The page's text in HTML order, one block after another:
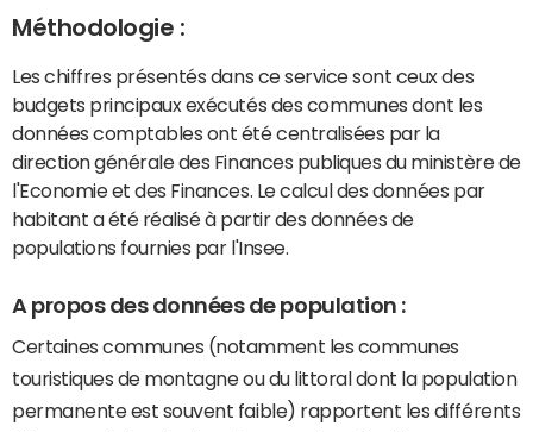
Méthodologie :
Les chiffres présentés dans ce service sont ceux des
budgets principaux exécutés des communes dont les
données comptables ont été centralisées par la
direction générale des Finances publiques du ministère de
l'Economie et des Finances. Le calcul des données par
habitant a été réalisé à partir des données de
populations fournies par l'Insee.
A propos des données de population :
Certaines communes (notamment les communes
touristiques de montagne ou du littoral dont la population
permanente est souvent faible) rapportent les différents